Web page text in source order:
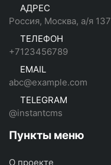
АДРЕС
Россия, Москва, а/я 137
ТЕЛЕФОН
+7123456789
EMAIL
abc@example.com
TELEGRAM
@instantcms
Пункты меню
О проекте